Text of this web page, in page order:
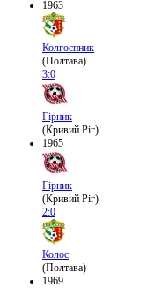
1963
Колгоспник
(Полтава)
3:0
Гірник
(Кривий Ріг)
1965
Гірник
(Кривий Ріг)
2:0
Колос
(Полтава)
1969